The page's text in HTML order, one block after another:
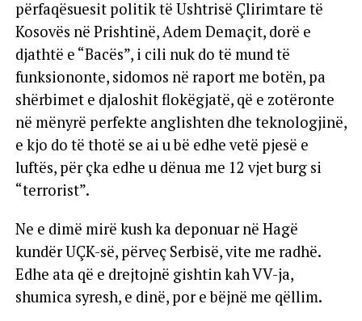
përfaqësuesit politik të Ushtrisë Çlirimtare të
Kosovës në Prishtinë, Adem Demaçit, dorë e
djathtë e “Bacës”, i cili nuk do të mund të
funksiononte, sidomos në raport me botën, pa
shërbimet e djaloshit flokëgjatë, që e zotëronte
në mënyrë perfekte anglishten dhe teknologjinë,
e kjo do të thotë se ai u bë edhe vetë pjesë e
luftës, për çka edhe u dënua me 12 vjet burg si
“terrorist”.
Ne e dimë mirë kush ka deponuar në Hagë
kundër UÇK-së, përveç Serbisë, vite me radhë.
Edhe ata që e drejtojnë gishtin kah VV-ja,
shumica syresh, e dinë, por e bëjnë me qëllim.